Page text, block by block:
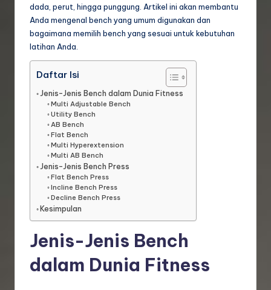
dada, perut, hingga punggung. Artikel ini akan membantu
Anda mengenal bench yang umum digunakan dan
bagaimana memilih bench yang sesuai untuk kebutuhan
latihan Anda.
Daftar Isi
Jenis-Jenis Bench dalam Dunia Fitness
Multi Adjustable Bench
Utility Bench
AB Bench
Flat Bench
Multi Hyperextension
Multi AB Bench
Jenis-Jenis Bench Press
Flat Bench Press
Incline Bench Press
Decline Bench Press
Kesimpulan
Jenis-Jenis Bench
dalam Dunia Fitness